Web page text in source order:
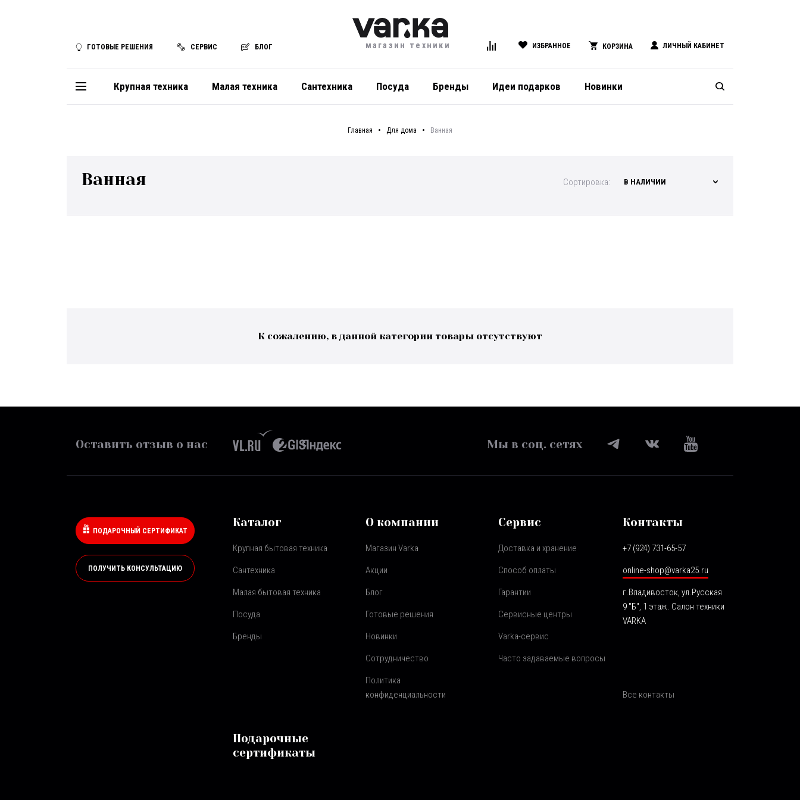
ГОТОВЫЕ РЕШЕНИЯ СЕРВИС БЛОГ магазин техники ИЗБРАННОЕ КОРЗИНА ЛИЧНЫЙ КАБИНЕТ
Крупная техника Малая техника Сантехника Посуда Бренды Идеи подарков Новинки
Главная Для дома Ванная
Ванная Сортировка: В НАЛИЧИИ
К сожалению, в данной категории товары отсутствуют
Оставить отзыв о нас Мы в соц. сетях
ПОДАРОЧНЫЙ СЕРТИФИКАТ
ПОЛУЧИТЬ КОНСУЛЬТАЦИЮ
Каталог
Крупная бытовая техника
Сантехника
Малая бытовая техника
Посуда
Бренды
О компании
Магазин Varka
Акции
Блог
Готовые решения
Новинки
Сотрудничество
Политика
конфиденциальности
Сервис
Доставка и хранение
Способ оплаты
Гарантии
Сервисные центры
Varka-сервис
Часто задаваемые вопросы
Контакты
+7 (924) 731-65-57
online-shop@varka25.ru
г.Владивосток, ул.Русская
9 "Б", 1 этаж. Салон техники
VARKA
Все контакты
Подарочные
сертификаты